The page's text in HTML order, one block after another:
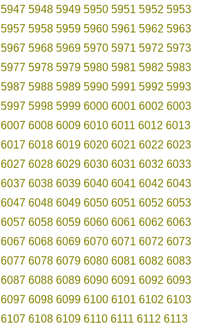
5947 5948 5949 5950 5951 5952 5953
5957 5958 5959 5960 5961 5962 5963
5967 5968 5969 5970 5971 5972 5973
5977 5978 5979 5980 5981 5982 5983
5987 5988 5989 5990 5991 5992 5993
5997 5998 5999 6000 6001 6002 6003
6007 6008 6009 6010 6011 6012 6013
6017 6018 6019 6020 6021 6022 6023
6027 6028 6029 6030 6031 6032 6033
6037 6038 6039 6040 6041 6042 6043
6047 6048 6049 6050 6051 6052 6053
6057 6058 6059 6060 6061 6062 6063
6067 6068 6069 6070 6071 6072 6073
6077 6078 6079 6080 6081 6082 6083
6087 6088 6089 6090 6091 6092 6093
6097 6098 6099 6100 6101 6102 6103
6107 6108 6109 6110 6111 6112 6113